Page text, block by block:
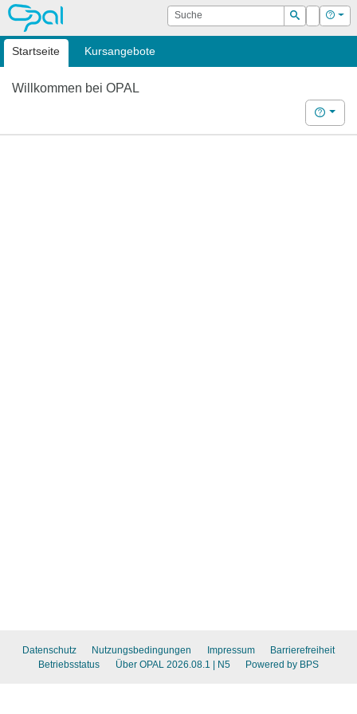
OPAL Suche
Suchen
Login Hilfe
Startseite Kursangebote
Willkommen bei OPAL
Hilfe
Datenschutz Nutzungsbedingungen Impressum
Barrierefreiheit
Betriebsstatus
Über OPAL 2026.08.1 | N5 Powered by BPS